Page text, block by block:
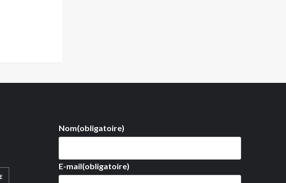
Nom(obligatoire)
E-mail(obligatoire)